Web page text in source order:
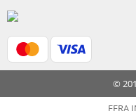
©
FERA